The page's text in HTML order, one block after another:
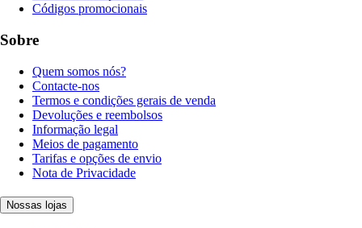
Códigos promocionais
Sobre
Quem somos nós?
Contacte-nos
Termos e condições gerais de venda
Devoluções e reembolsos
Informação legal
Meios de pagamento
Tarifas e opções de envio
Nota de Privacidade
Nossas lojas